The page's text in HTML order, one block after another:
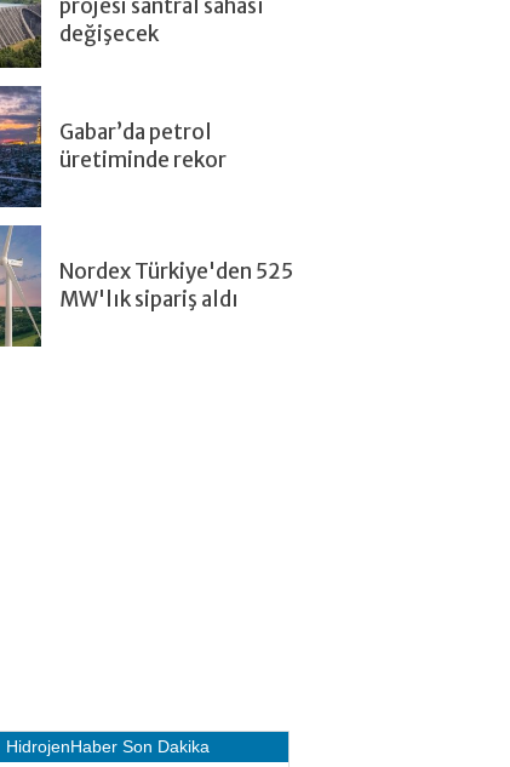
projesi santral sahası
değişecek
Gabar’da petrol
üretiminde rekor
Nordex Türkiye'den 525
MW'lık sipariş aldı
HidrojenHaber Son Dakika